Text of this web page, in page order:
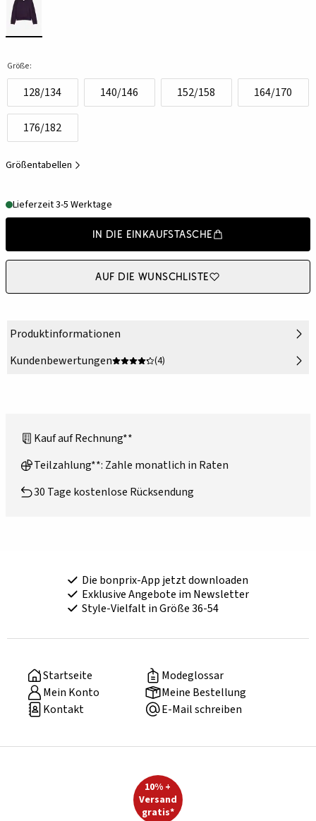
Größe:
128/134 140/146 152/158 164/170
176/182
Größentabellen
Lieferzeit 3-5 Werktage
In die Einkaufstasche
Auf die Wunschliste
Produktinformationen
Kundenbewertungen
(4)
Kauf auf Rechnung**
Teilzahlung**: Zahle monatlich in Raten
30 Tage kostenlose Rücksendung
Die bonprix-App jetzt downloaden
Exklusive Angebote im Newsletter
Style-Vielfalt in Größe 36-54
Startseite
Modeglossar
Mein Konto
Meine Bestellung
Kontakt
E-Mail schreiben
10% +
Versand
gratis*